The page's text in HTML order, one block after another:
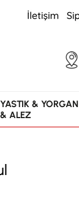
YASTIK & YORGAN
& ALEZ